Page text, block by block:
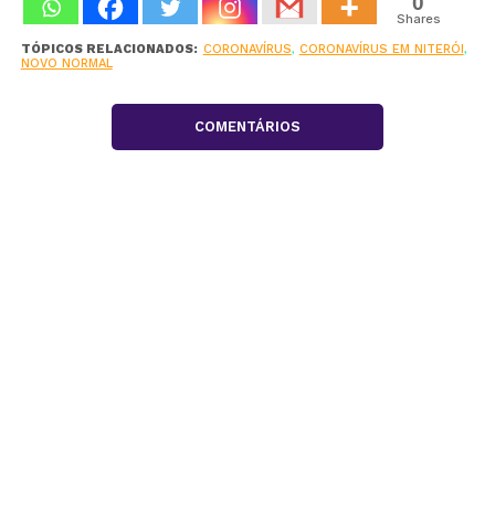
Shares
TÓPICOS RELACIONADOS: CORONAVÍRUS, CORONAVÍRUS EM NITERÓI ,
NOVO NORMAL
COMENTÁRIOS